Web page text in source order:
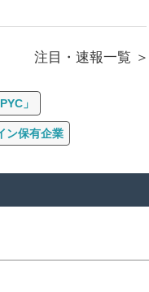
注目・速報一覧
」
ン保有企業